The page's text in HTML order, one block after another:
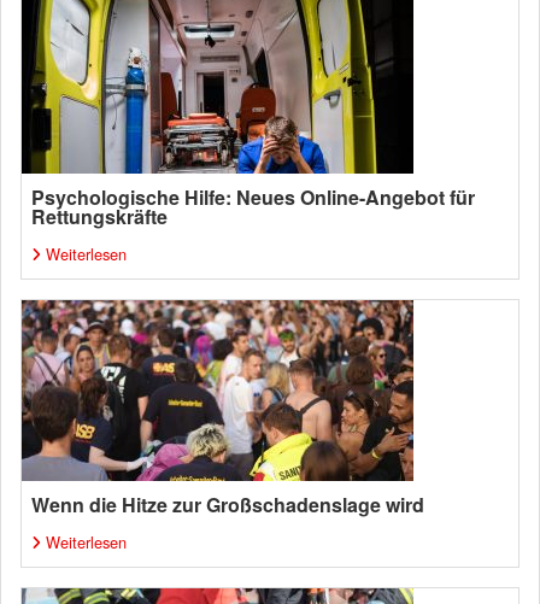
Psychologische Hilfe: Neues Online-Angebot für
Rettungskräfte
Weiterlesen
Wenn die Hitze zur Großschadenslage wird
Weiterlesen